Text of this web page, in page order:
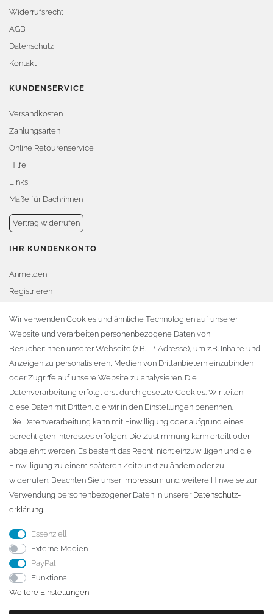
Widerrufsrecht
AGB
Datenschutz
Kontakt
KUNDENSERVICE
Versandkosten
Zahlungsarten
Online Retourenservice
Hilfe
Links
Maße für Dachrinnen
Vertrag widerrufen
IHR KUNDENKONTO
Anmelden
Registrieren
Warenkorb
Zur Kasse
KONTAKT
Fa. Steffen Jost
Söbrigener Weg 50
D-01796 Pirna
Telefon:+49 (0)3501 507295
info@dach-teufel.de
Wir verwenden Cookies und ähnliche Technologien auf unserer
Website und verarbeiten personenbezogene Daten von
Besucher:innen unserer Webseite (z.B. IP-Adresse), um z.B. Inhalte und
Anzeigen zu personalisieren, Medien von Drittanbietern einzubinden
oder Zugriffe auf unsere Website zu analysieren. Die
Datenverarbeitung erfolgt erst durch gesetzte Cookies. Wir teilen
diese Daten mit Dritten, die wir in den Einstellungen benennen.
Die Datenverarbeitung kann mit Einwilligung oder aufgrund eines
berechtigten Interesses erfolgen. Die Zustimmung kann erteilt oder
abgelehnt werden. Es besteht das Recht, nicht einzuwilligen und die
Einwilligung zu einem späteren Zeitpunkt zu ändern oder zu
widerrufen. Beachten Sie unser Impressum und weitere Hinweise zur
Verwendung personenbezogener Daten in unserer Daten­schutz­
erklärung.
Essenziell
Externe Medien
PayPal
Funktional
Weitere Einstellungen